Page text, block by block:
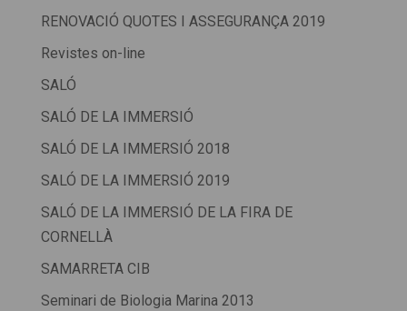
RENOVACIÓ QUOTES I ASSEGURANÇA 2019
Revistes on-line
SALÓ
SALÓ DE LA IMMERSIÓ
SALÓ DE LA IMMERSIÓ 2018
SALÓ DE LA IMMERSIÓ 2019
SALÓ DE LA IMMERSIÓ DE LA FIRA DE
CORNELLÀ
SAMARRETA CIB
Seminari de Biologia Marina 2013